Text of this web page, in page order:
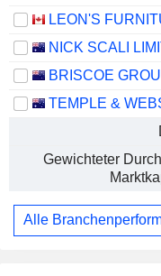
NICK SCALI
BRISCOE
Gewichteter
Alle